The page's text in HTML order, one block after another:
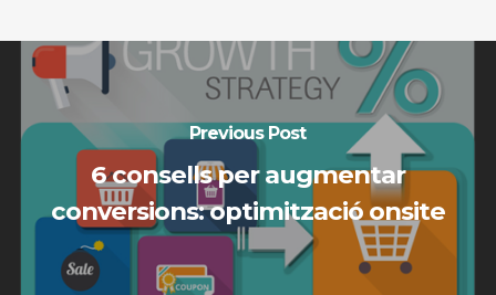
Previous Post
6 consells per augmentar
conversions: optimització onsite